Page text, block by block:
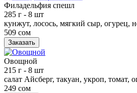
Филадельфия спешл
285 г - 8 шт
кунжут, лосось, мягкий сыр, огурец,
509 сом
Заказать
Овощной
215 г - 8 шт
салат Айсберг, такуан, укроп, томат,
249 сом